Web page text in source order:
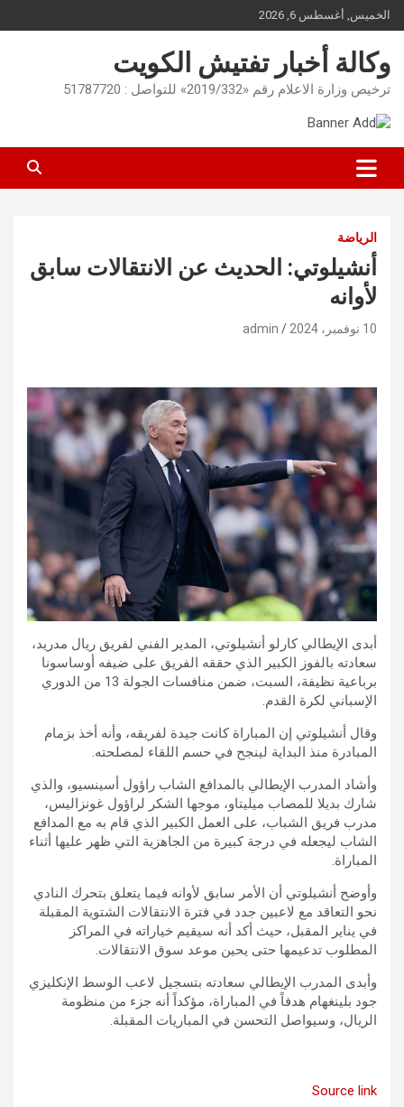
Skip
to
content
الخميس, أغسطس 6, 2026
وكالة أخبار تفتيش الكويت
ترخيص وزارة الاعلام رقم «2019/332» للتواصل : 51787720
الرياضة
أنشيلوتي: الحديث عن الانتقالات سابق
لأوانه
10 نوفمبر، 2024 admin
أبدى الإيطالي كارلو أنشيلوتي، المدير الفني لفريق ريال مدريد،
سعادته بالفوز الكبير الذي حققه الفريق على ضيفه أوساسونا
برباعية نظيفة، السبت، ضمن منافسات الجولة 13 من الدوري
الإسباني لكرة القدم.
وقال أنشيلوتي إن المباراة كانت جيدة لفريقه، وأنه أخذ بزمام
المبادرة منذ البداية لينجح في حسم اللقاء لمصلحته.
وأشاد المدرب الإيطالي بالمدافع الشاب راؤول أسينسيو، والذي
شارك بديلا للمصاب ميليتاو، موجها الشكر لراؤول غونزاليس،
مدرب فريق الشباب، على العمل الكبير الذي قام به مع المدافع
الشاب ليجعله في درجة كبيرة من الجاهزية التي ظهر عليها أثناء
المباراة.
وأوضح أنشيلوتي أن الأمر سابق لأوانه فيما يتعلق بتحرك النادي
نحو التعاقد مع لاعبين جدد في فترة الانتقالات الشتوية المقبلة
في يناير المقبل، حيث أكد أنه سيقيم خياراته في المراكز
المطلوب تدعيمها حتى يحين موعد سوق الانتقالات.
وأبدى المدرب الإيطالي سعادته بتسجيل لاعب الوسط الإنكليزي
جود بلينغهام هدفاً في المباراة، مؤكداً أنه جزء من منظومة
الريال، وسيواصل التحسن في المباريات المقبلة.
Source link